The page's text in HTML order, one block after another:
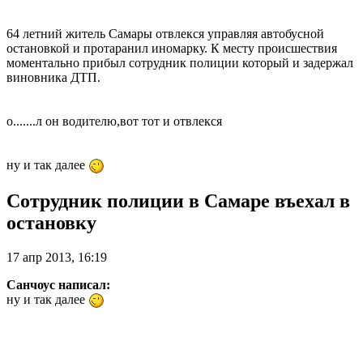
64 летний житель Самары отвлекся управляя автобусной
остановкой и протаранил иномарку. К месту происшествия
моментально прибыл сотрудник полиции который и задержал
виновника ДТП.
о.......л он водителю,вот тот и отвлекся
ну и так далее
Сотрудник полиции в Самаре въехал в
остановку
17 апр 2013, 16:19
Санчоус написал:
ну и так далее